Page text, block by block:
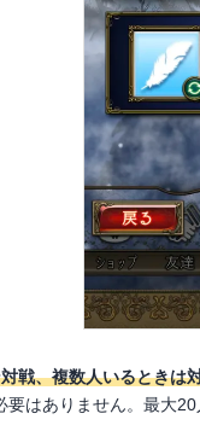
戦、複数人いるときは
要はありません。最大